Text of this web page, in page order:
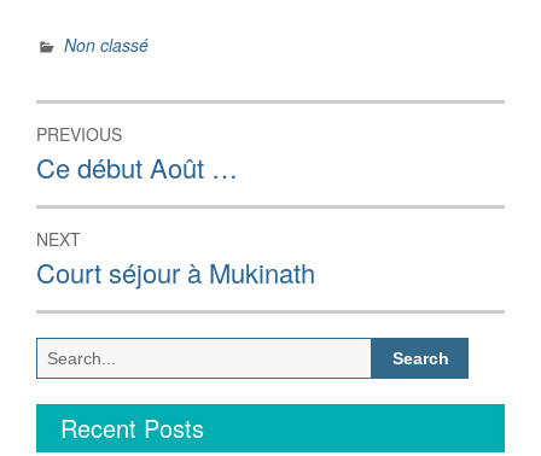
Non classé
Post
navigation
PREVIOUS
Previous
post:
Ce début Août …
NEXT
Next
post:
Court séjour à Mukinath
Search
for:
Recent Posts